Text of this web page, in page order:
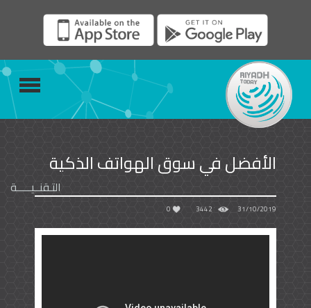
الأفضل في سوق الهواتف الذكية
التـقنــيـــــة
31/10/2019
3442
0